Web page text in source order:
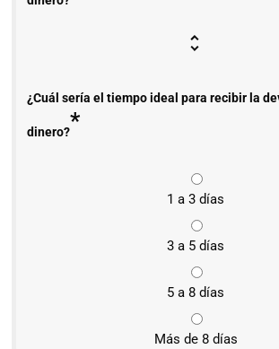
¿Cuál sería el tiempo ideal para recibir la
dinero?*
1 a 3 días
3 a 5 días
5 a 8 días
Más de 8 días